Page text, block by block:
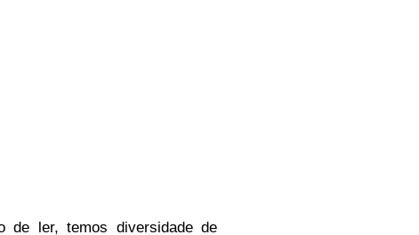
de ler, temos diversidade de